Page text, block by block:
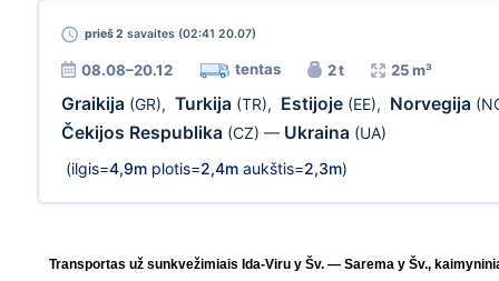
prieš 2 savaites (02:41 20.07)
08.08–20.12 tentas 2 t 25 m³
Graikija (GR), Turkija (TR), Estijoje (EE), Norvegija
Čekijos Respublika (CZ) — Ukraina (UA)
(ilgis=4,9m plotis=2,4m aukštis=2,3m)
Transportas už sunkvežimiais Ida-Viru y Šv. — Sarema y Šv.,